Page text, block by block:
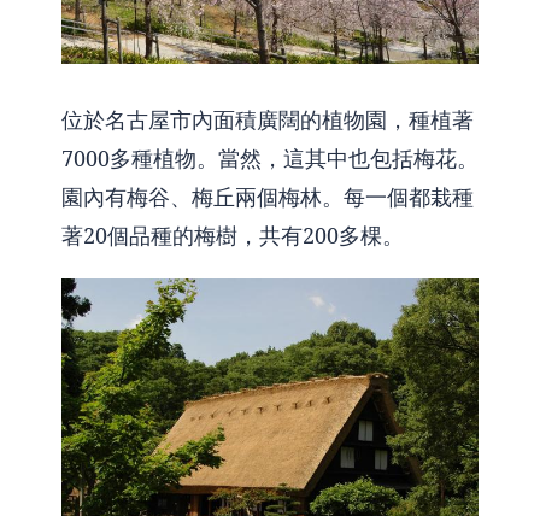
位於名古屋市內面積廣闊的植物園，種植著
7000多種植物。當然，這其中也包括梅花。
園內有梅谷、梅丘兩個梅林。每一個都栽種
著20個品種的梅樹，共有200多棵。